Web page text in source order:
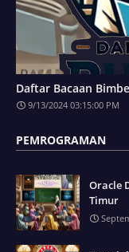
Daftar Bacaan
9/13/2024 03:15:00 PM
PEMROGRAMAN
Oracle
Timur